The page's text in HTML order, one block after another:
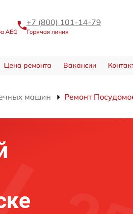
AEG
+7 (800) 101-14-79
Горячая линия
Цена ремонта Вакансии
машин Ремонт